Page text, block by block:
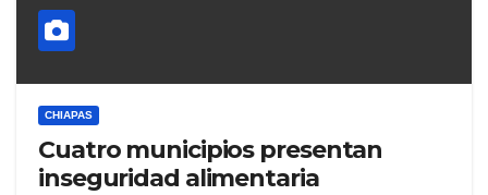
CHIAPAS
Cuatro municipios presentan
inseguridad alimentaria